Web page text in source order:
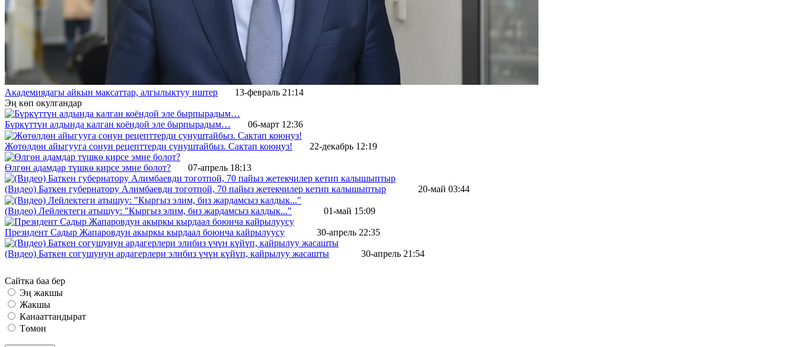
Академиядагы айкын максаттар, алгылыктуу иштер
13-февраль 21:14
Эң көп окулгандар
Бүркүттүн алдында калган коёндой эле бырпырадым… 06-март 12:36
Жөтөлдөн айыгууга сонун рецепттерди сунуштайбыз. Сактап коюңуз! 22-декабрь 12:19
Өлгөн адамдар түшкө кирсе эмне болот? 07-апрель 18:13
(Видео) Баткен губернатору Алимбаевди тоготпой, 70 пайыз жетекчилер кетип калышыптыр 20-май 03:44
(Видео) Лейлектеги атышуу: "Кыргыз элим, биз жардамсыз калдык..." 01-май 15:09
Президент Садыр Жапаровдун акыркы кырдаал боюнча кайрылуусу 30-апрель 22:35
(Видео) Баткен согушунун ардагерлери элибиз үчүн күйүп, кайрылуу жасашты 30-апрель 21:54
Сайтка баа бер
Эң жакшы
Жакшы
Канааттандырат
Төмөн